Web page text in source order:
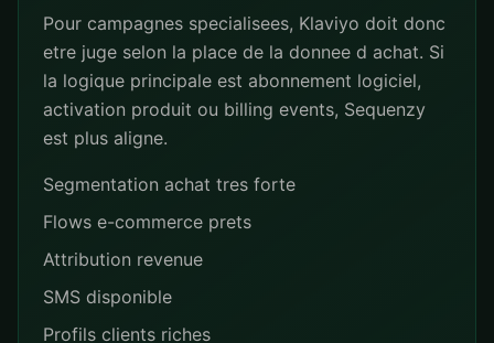
Pour campagnes specialisees, Klaviyo doit donc
etre juge selon la place de la donnee d achat. Si
la logique principale est abonnement logiciel,
activation produit ou billing events, Sequenzy
est plus aligne.
Segmentation achat tres forte
Flows e-commerce prets
Attribution revenue
SMS disponible
Profils clients riches